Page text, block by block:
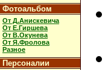
Фотоальбом
От Д.Анискевича
От Е.Гиршева
От В.Окунева
От Я.Фролова
Разное
Персоналии